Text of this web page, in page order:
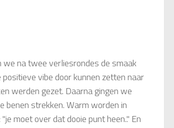
we na twee verliesrondes de smaak
vibe door kunnen zetten naar
werden gezet. Daarna gingen we
benen strekken. Warm worden in
moet over dat dooie punt heen.." En